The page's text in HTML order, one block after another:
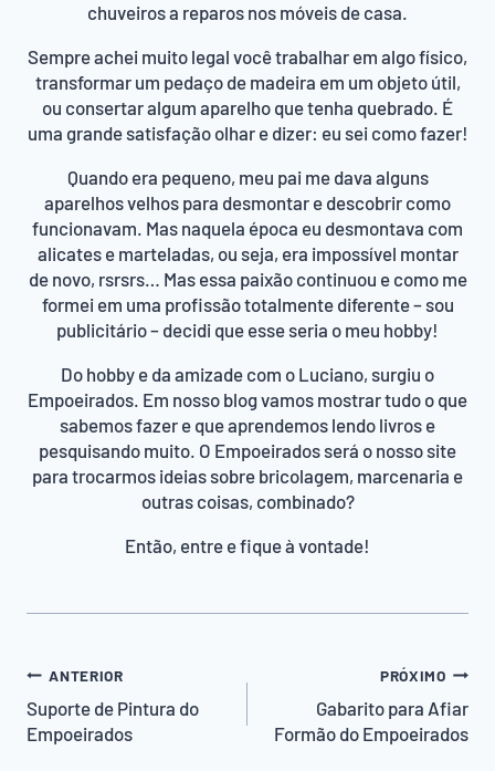
chuveiros a reparos nos móveis de casa.
Sempre achei muito legal você trabalhar em algo físico,
transformar um pedaço de madeira em um objeto útil,
ou consertar algum aparelho que tenha quebrado. É
uma grande satisfação olhar e dizer: eu sei como fazer!
Quando era pequeno, meu pai me dava alguns
aparelhos velhos para desmontar e descobrir como
funcionavam. Mas naquela época eu desmontava com
alicates e marteladas, ou seja, era impossível montar
de novo, rsrsrs… Mas essa paixão continuou e como me
formei em uma profissão totalmente diferente – sou
publicitário – decidi que esse seria o meu hobby!
Do hobby e da amizade com o Luciano, surgiu o
Empoeirados. Em nosso blog vamos mostrar tudo o que
sabemos fazer e que aprendemos lendo livros e
pesquisando muito. O Empoeirados será o nosso site
para trocarmos ideias sobre bricolagem, marcenaria e
outras coisas, combinado?
Então, entre e fique à vontade!
Navegação
de
Post
ANTERIOR
Suporte de Pintura do
Empoeirados
PRÓXIMO
Gabarito para Afiar
Formão do Empoeirados